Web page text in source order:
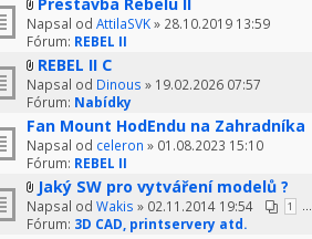
Napsal od AttilaSVK» 28.10.2019 13:59
Fórum: REBEL II
REBEL II C
Napsal od Dinous » 19.02.2026 07:57
Fórum: Nabídky
Fan Mount HodEndu na Zahradníka
Napsal od celeron » 01.08.2023 15:10
Fórum: REBEL II
Jaký SW pro vytváření modelů ?
1 ...
Napsal od Wakis » 02.11.2014 19:54
Fórum: 3D CAD, printservery atd.